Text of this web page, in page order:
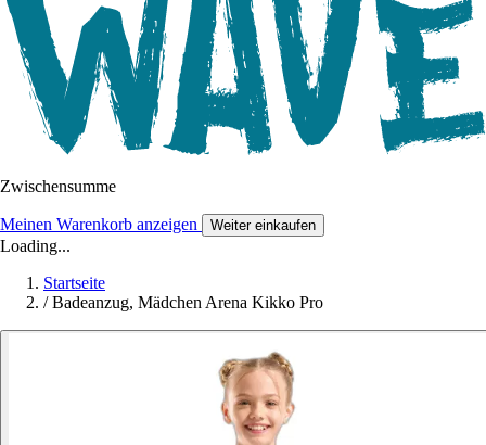
Zwischensumme
Meinen Warenkorb anzeigen Weiter einkaufen
Loading...
Startseite
/ Badeanzug, Mädchen Arena Kikko Pro